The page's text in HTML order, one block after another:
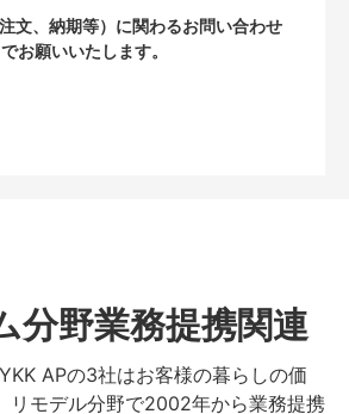
文、納期等）に関わるお問い合わせ
でお願いいたします。
分野業務提携関連
APの3社はお客様の暮らしの価
リモデル分野で2002年から業務提携